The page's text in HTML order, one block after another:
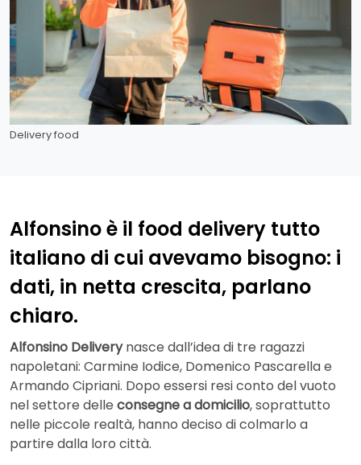
Delivery food
Alfonsino è il food delivery tutto
italiano di cui avevamo bisogno: i
dati, in netta crescita, parlano
chiaro.
Alfonsino Deliverynasce dall’idea di tre ragazzi
napoletani: Carmine Iodice, Domenico Pascarella e
Armando Cipriani. Dopo essersi resi conto del vuoto
nel settore delle consegne a domicilio, soprattutto
nelle piccole realtà, hanno deciso di colmarlo a
partire dalla loro città.